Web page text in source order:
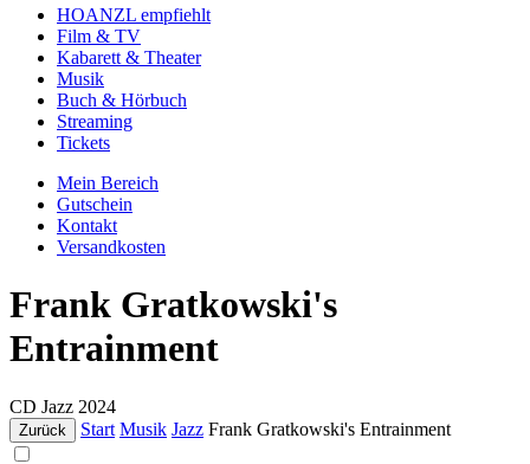
HOANZL empfiehlt
Film & TV
Kabarett & Theater
Musik
Buch & Hörbuch
Streaming
Tickets
Mein Bereich
Gutschein
Kontakt
Versandkosten
Frank Gratkowski's
Entrainment
CD Jazz 2024
Zurück Start Musik Jazz Frank Gratkowski's Entrainment